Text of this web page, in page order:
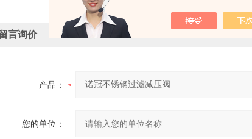
言询价
产品：
您的单位：